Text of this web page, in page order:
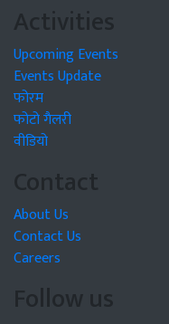
Activities
Upcoming Events
Events Update
फोरम
फोटो गैलरी
वीडियो
Contact
About Us
Contact Us
Careers
Follow us